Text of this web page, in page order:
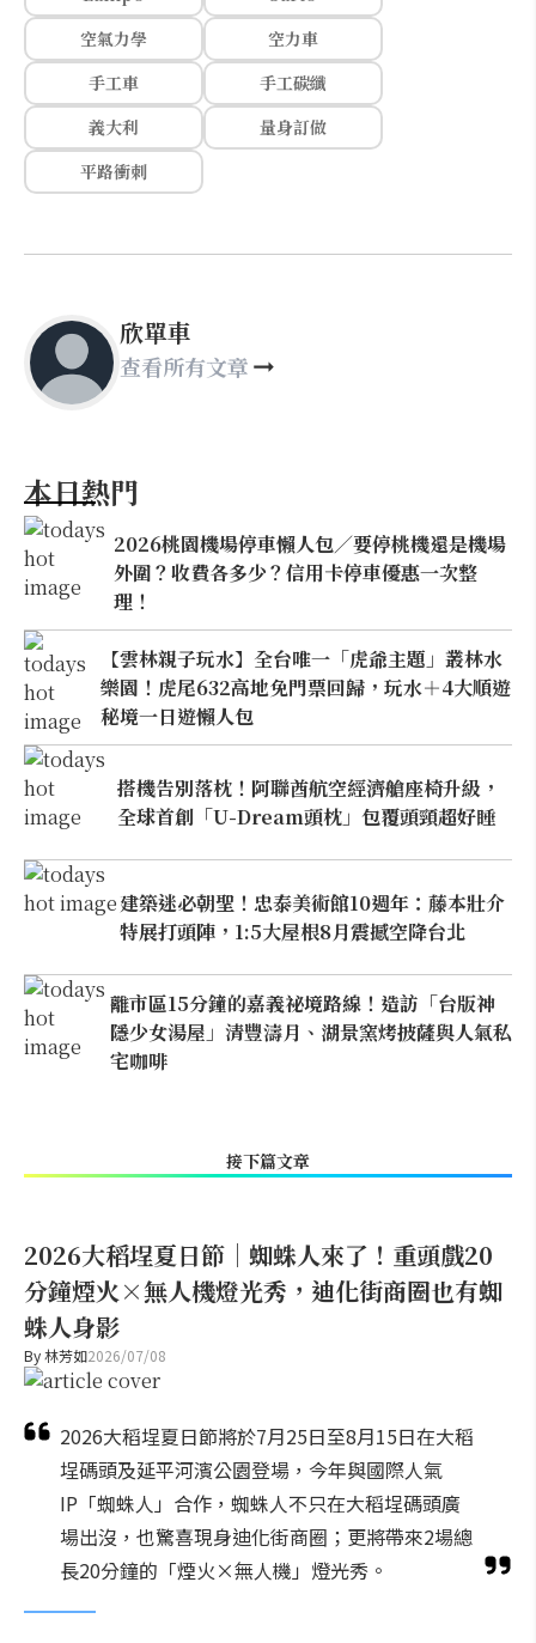
空氣力學
空力車
手工車
手工碳纖
義大利
量身訂做
平路衝刺
欣單車
查看所有文章
本日熱門
2026桃園機場停車懶人包／要停桃機還是機場
外圍？收費各多少？信用卡停車優惠一次整
理！
【雲林親子玩水】全台唯一「虎爺主題」叢林水
樂園！虎尾632高地免門票回歸，玩水＋4大順遊
秘境一日遊懶人包
搭機告別落枕！阿聯酋航空經濟艙座椅升級，
全球首創「U-Dream頭枕」包覆頭頸超好睡
建築迷必朝聖！忠泰美術館10週年：藤本壯介
特展打頭陣，1:5大屋根8月震撼空降台北
離市區15分鐘的嘉義祕境路線！造訪「台版神
隱少女湯屋」清豐濤月、湖景窯烤披薩與人氣私
宅咖啡
接下篇文章
2026大稻埕夏日節｜蜘蛛人來了！重頭戲20
分鐘煙火×無人機燈光秀，迪化街商圈也有蜘
蛛人身影
By林芳如2026/07/08
2026大稻埕夏日節將於7月25日至8月15日在大稻
埕碼頭及延平河濱公園登場，今年與國際人氣
IP「蜘蛛人」合作，蜘蛛人不只在大稻埕碼頭廣
場出沒，也驚喜現身迪化街商圈；更將帶來2場總
長20分鐘的「煙火×無人機」燈光秀。